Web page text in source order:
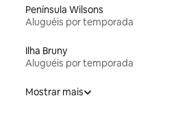
Península Wilsons
Aluguéis por temporada
Ilha Bruny
Aluguéis por temporada
Mostrar mais